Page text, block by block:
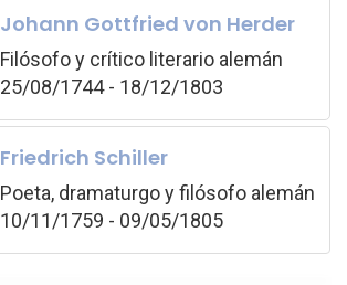
Johann Gottfried von Herder
Filósofo y crítico literario alemán
25/08/1744 - 18/12/1803
Friedrich Schiller
Poeta, dramaturgo y filósofo alemán
10/11/1759 - 09/05/1805